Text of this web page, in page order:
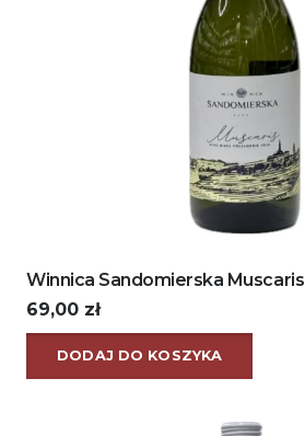
Winnica Sandomierska Muscaris
69,00 zł
DODAJ DO KOSZYKA